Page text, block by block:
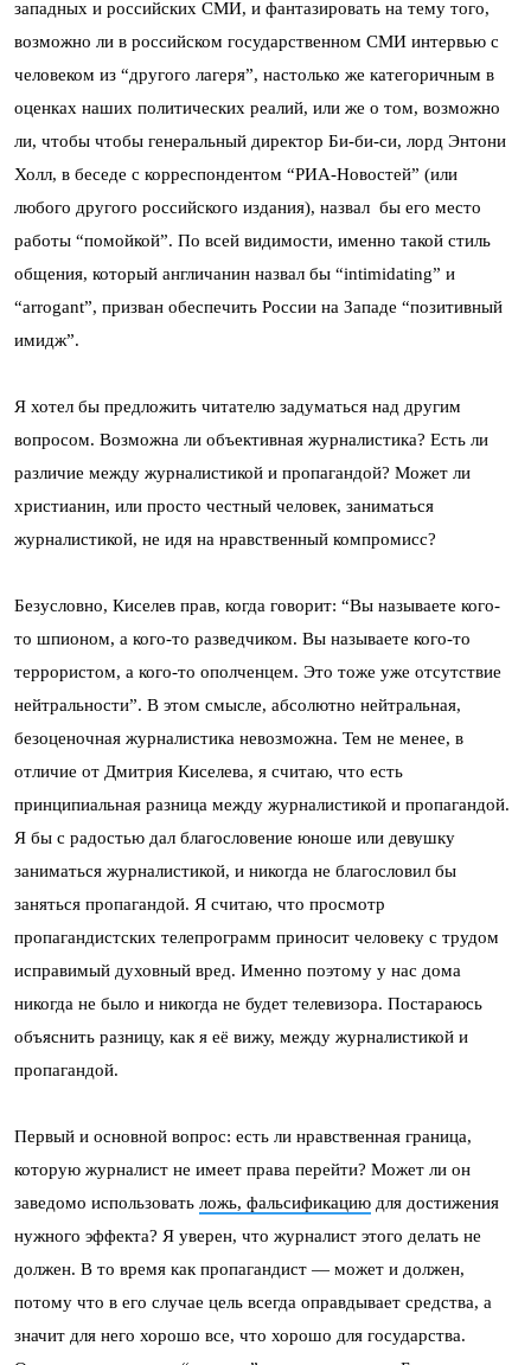
западных и российских СМИ, и фантазировать на тему того,
возможно ли в российском государственном СМИ интервью с
человеком из “другого лагеря”, настолько же категоричным в
оценках наших политических реалий, или же о том, возможно
ли, чтобы чтобы генеральный директор Би-би-си, лорд Энтони
Холл, в беседе с корреспондентом “РИА-Новостей” (или
любого другого российского издания), назвал бы его место
работы “помойкой”. По всей видимости, именно такой стиль
общения, который англичанин назвал бы “intimidating” и
“arrogant”, призван обеспечить России на Западе “позитивный
имидж”.
Я хотел бы предложить читателю задуматься над другим
вопросом. Возможна ли объективная журналистика? Есть ли
различие между журналистикой и пропагандой? Может ли
христианин, или просто честный человек, заниматься
журналистикой, не идя на нравственный компромисс?
Безусловно, Киселев прав, когда говорит: “Вы называете кого-
то шпионом, а кого-то разведчиком. Вы называете кого-то
террористом, а кого-то ополченцем. Это тоже уже отсутствие
нейтральности”. В этом смысле, абсолютно нейтральная,
безоценочная журналистика невозможна. Тем не менее, в
отличие от Дмитрия Киселева, я считаю, что есть
принципиальная разница между журналистикой и пропагандой.
Я бы с радостью дал благословение юноше или девушку
заниматься журналистикой, и никогда не благословил бы
заняться пропагандой. Я считаю, что просмотр
пропагандистских телепрограмм приносит человеку с трудом
исправимый духовный вред. Именно поэтому у нас дома
никогда не было и никогда не будет телевизора. Постараюсь
объяснить разницу, как я её вижу, между журналистикой и
пропагандой.
Первый и основной вопрос: есть ли нравственная граница,
которую журналист не имеет права перейти? Может ли он
заведомо использовать ложь, фальсификацию для достижения
нужного эффекта? Я уверен, что журналист этого делать не
должен. В то время как пропагандист — может и должен,
потому что в его случае цель всегда оправдывает средства, а
значит для него хорошо все, что хорошо для государства.